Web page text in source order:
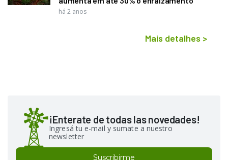
há 2 anos
Mais detalhes >
¡Enterate de todas las novedades!
Ingresá tu e-mail y sumate a nuestro
newsletter
Suscribirme